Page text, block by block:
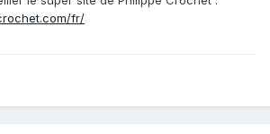
fr/